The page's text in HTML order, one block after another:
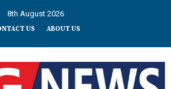
8th August 2026
US ABOUT US